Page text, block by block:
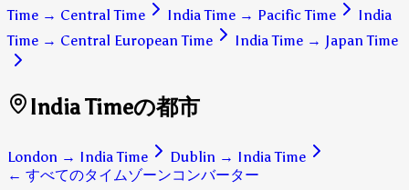
Time → Central Time India Time → Pacific Time
India
Time → Central European Time India Time → Japan Time
India Timeの都市
London → India Time Dublin → India Time
← すべてのタイムゾーンコンバーター